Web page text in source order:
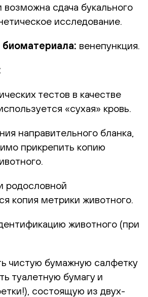
сдача букального
исследование.
венепункция.
тестов в качестве
«сухая» кровь.
направительного бланка,
прикрепить копию
родословной
копия метрики животного.
животного (при
чистую бумажную салфетку
туалетную бумагу и
состоящую из двух-